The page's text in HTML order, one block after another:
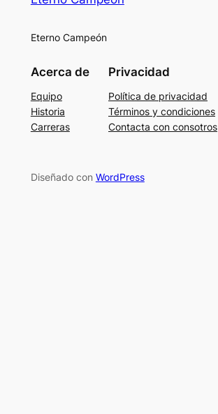
Eterno Campeón
Acerca de
Equipo
Historia
Carreras
Privacidad
Política de privacidad
Términos y condiciones
Contacta con consotros
Diseñado con WordPress